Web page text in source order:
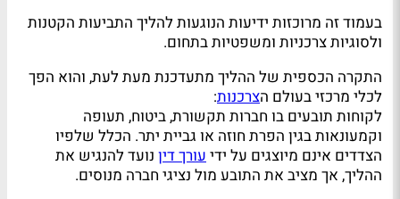
בעמוד זה מרוכזות ידיעות הנוגעות להליך התביעות הקטנות
ולסוגיות צרכניות ומשפטיות בתחום.
התקרה הכספית של ההליך מתעדכנת מעת לעת, והוא הפך
לכלי מרכזי בעולם הצרכנות:
לקוחות תובעים בו חברות תקשורת, ביטוח, תעופה
וקמעונאות בגין הפרת חוזה או גביית יתר. הכלל שלפיו
הצדדים אינם מיוצגים על ידיעורך דין נועד להנגיש את
ההליך, אך מציב את התובע מול נציגי חברה מנוסים.